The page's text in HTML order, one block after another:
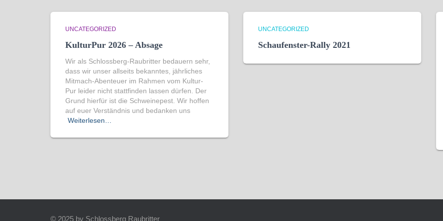
UNCATEGORIZED
KulturPur 2026 – Absage
Wir als Schlossberg-Raubritter bedauern sehr,
dass wir unser allseits bekanntes, jährliches
Mitmach-Abenteuer im Rahmen vom Kultur-
Pur leider nicht stattfinden lassen dürfen. Der
Grund hierfür ist die Schweinepest. Wir hoffen
auf euer Verständnis und bedanken uns
Weiterlesen…
UNCATEGORIZED
Schaufenster-Rally 2021
© 2025 by Schlossberg Raubritter